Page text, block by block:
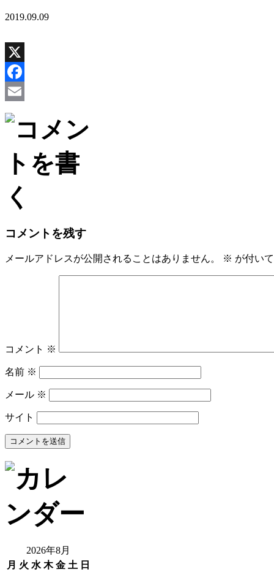
2019.09.09
X
Facebook
Email
コメントを残す
メールアドレスが公開されることはありません。 ※ が付い
コメント ※
名前 ※
メール ※
サイト
2026年8月
月 火 水 木 金 土 日